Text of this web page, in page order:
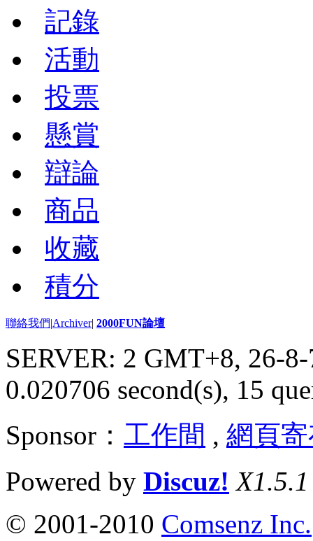
記錄
活動
投票
懸賞
辯論
商品
收藏
積分
聯絡我們|Archiver| 2000FUN論壇
SERVER: 2 GMT+8, 26-
0.020706 second(s), 15
Sponsor： 工作間 , 網頁
Powered by Discuz! X1.5.1
© 2001-2010 Comsenz Inc.